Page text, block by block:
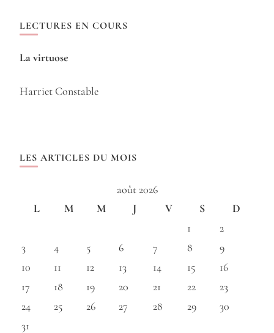
LECTURES EN COURS
La virtuose
Harriet Constable
LES ARTICLES DU MOIS
août 2026
L
M M J V S
D
1
2
3
4 5 6 7 8
9
10
11 12 13 14 15
16
17
18 19 20 21 22
23
24
25 26 27 28 29
30
31